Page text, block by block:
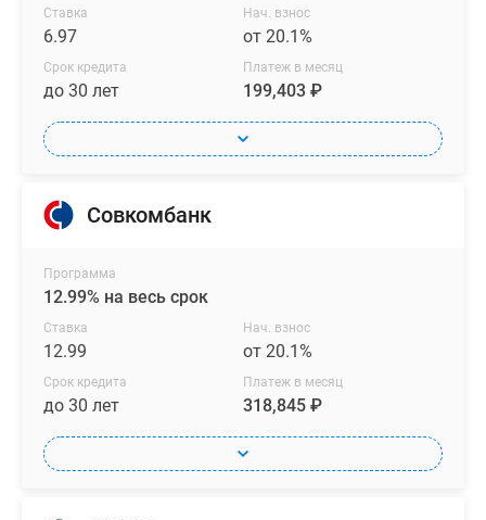
Ставка
6.97
Нач. взнос
от 20.1%
Срок кредита
до 30 лет
Платеж в месяц
199,403 ₽
Совкомбанк
Программа
12.99% на весь срок
Ставка
12.99
Нач. взнос
от 20.1%
Срок кредита
до 30 лет
Платеж в месяц
318,845 ₽